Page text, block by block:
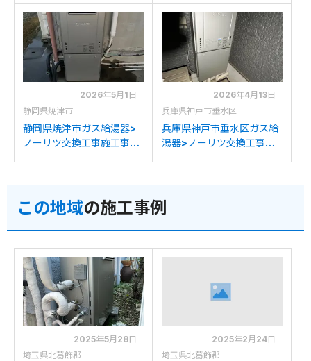
C2452(S)AWXからノーリ
ツGT-C2472SAW BLへの
交換
C2442SAWX-TGからノ
ーリツGT-C2472SAW BL
への交換
2026年5月1日
静岡県焼津市
静岡県焼津市ガス給湯器>
ノーリツ交換工事施工事
の交換
2026年4月13日
兵庫県神戸市垂水区
兵庫県神戸市垂水区ガス給
湯器>ノーリツ交換工事施
交換
この地域の施工事例
2025年5月28日
埼玉県北葛飾郡
2025年2月24日
埼玉県北葛飾郡